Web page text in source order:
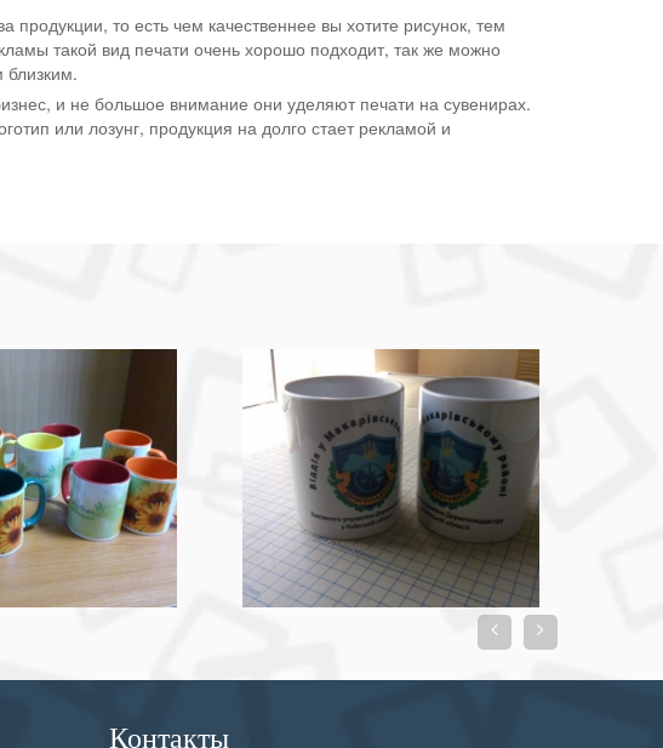
то есть чем качественнее вы хотите рисунок, тем
такой вид печати очень хорошо подходит, так же можно
и не большое внимание они уделяют печати на сувенирах.
или лозунг, продукция на долго стает рекламой и


Контакты